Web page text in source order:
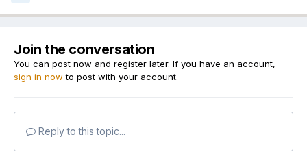
Join the conversation
You can post now and register later. If you have an account,
sign in now to post with your account.
Reply to this topic...